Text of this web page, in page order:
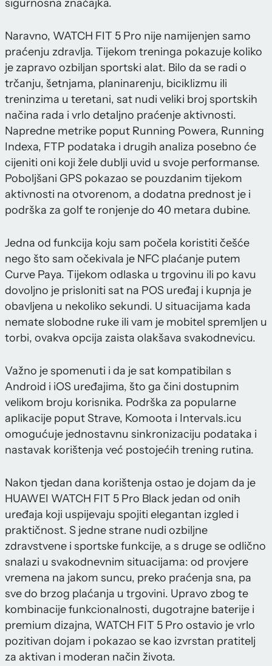
sigurnosna značajka.
Naravno, WATCH FIT 5 Pro nije namijenjen samo
praćenju zdravlja. Tijekom treninga pokazuje koliko
je zapravo ozbiljan sportski alat. Bilo da se radi o
trčanju, šetnjama, planinarenju, biciklizmu ili
treninzima u teretani, sat nudi veliki broj sportskih
načina rada i vrlo detaljno praćenje aktivnosti.
Napredne metrike poput Running Powera, Running
Indexa, FTP podataka i drugih analiza posebno će
cijeniti oni koji žele dublji uvid u svoje performanse.
Poboljšani GPS pokazao se pouzdanim tijekom
aktivnosti na otvorenom, a dodatna prednost je i
podrška za golf te ronjenje do 40 metara dubine.
Jedna od funkcija koju sam počela koristiti češće
nego što sam očekivala je NFC plaćanje putem
Curve Paya. Tijekom odlaska u trgovinu ili po kavu
dovoljno je prisloniti sat na POS uređaj i kupnja je
obavljena u nekoliko sekundi. U situacijama kada
nemate slobodne ruke ili vam je mobitel spremljen u
torbi, ovakva opcija zaista olakšava svakodnevicu.
Važno je spomenuti i da je sat kompatibilan s
Android i iOS uređajima, što ga čini dostupnim
velikom broju korisnika. Podrška za popularne
aplikacije poput Strave, Komoota i Intervals.icu
omogućuje jednostavnu sinkronizaciju podataka i
nastavak korištenja već postojećih trening rutina.
Nakon tjedan dana korištenja ostao je dojam da je
HUAWEI WATCH FIT 5 Pro Black jedan od onih
uređaja koji uspijevaju spojiti elegantan izgled i
praktičnost. S jedne strane nudi ozbiljne
zdravstvene i sportske funkcije, a s druge se odlično
snalazi u svakodnevnim situacijama: od provjere
vremena na jakom suncu, preko praćenja sna, pa
sve do brzog plaćanja u trgovini. Upravo zbog te
kombinacije funkcionalnosti, dugotrajne baterije i
premium dizajna, WATCH FIT 5 Pro ostavio je vrlo
pozitivan dojam i pokazao se kao izvrstan pratitelj
za aktivan i moderan način života.